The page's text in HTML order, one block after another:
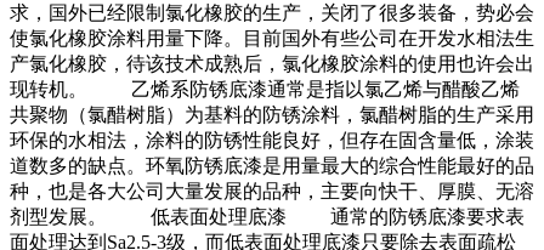
求，国外已经限制氯化橡胶的生产，关闭了很多装备，势必会
使氯化橡胶涂料用量下降。目前国外有些公司在开发水相法生
产氯化橡胶，待该技术成熟后，氯化橡胶涂料的使用也许会出
现转机。 乙烯系防锈底漆通常是指以氯乙烯与醋酸乙烯
共聚物（氯醋树脂）为基料的防锈涂料，氯醋树脂的生产采用
环保的水相法，涂料的防锈性能良好，但存在固含量低，涂装
道数多的缺点。环氧防锈底漆是用量最大的综合性能最好的品
种，也是各大公司大量发展的品种，主要向快干、厚膜、无溶
剂型发展。 低表面处理底漆 通常的防锈底漆要求表
面处理达到Sa2.5-3级，而低表面处理底漆只要除去表面疏松